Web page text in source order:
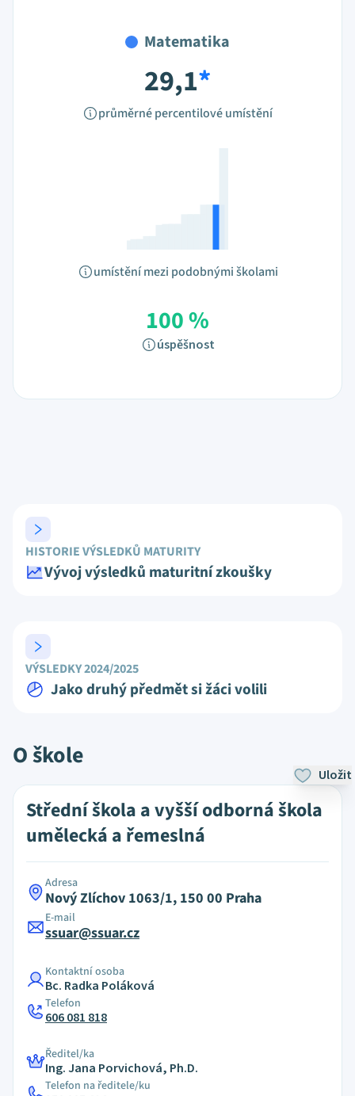
Matematika
29,1*
průměrné percentilové umístění
umístění mezi podobnými školami
100 %
úspěšnost
HISTORIE VÝSLEDKŮ MATURITY
Vývoj výsledků maturitní zkoušky
VÝSLEDKY 2024/2025
Jako druhý předmět si žáci volili
O škole
Uložit
Střední škola a vyšší odborná škola
umělecká a řemeslná
Adresa
Nový Zlíchov 1063/1, 150 00 Praha
E-mail
ssuar@ssuar.cz
Kontaktní osoba
Bc. Radka Poláková
Telefon
606 081 818
Ředitel/ka
Ing. Jana Porvichová, Ph.D.
Telefon na ředitele/ku